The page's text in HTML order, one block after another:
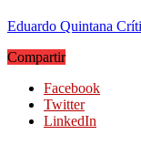
Eduardo Quintana
Compartir
Facebook
Twitter
LinkedIn